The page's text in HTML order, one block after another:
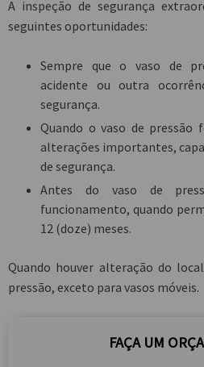
A inspeção de segurança
seguintes oportunidades:
Sempre que o vaso de
acidente ou outra
segurança.
Quando o vaso de
alterações importantes,
de segurança.
Antes do vaso de
funcionamento, quando
12 (doze) meses.
Quando houver alteração do
pressão, exceto para vasos móveis.
FAÇA UM